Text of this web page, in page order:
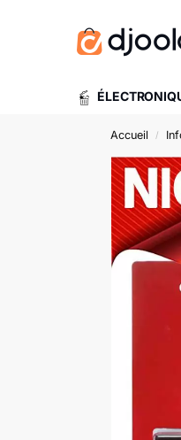
Accueil /